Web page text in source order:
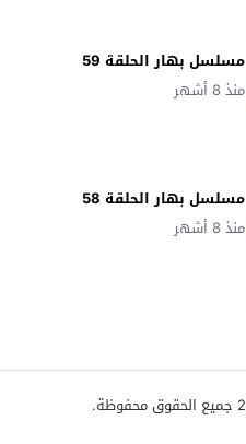
مسلسل بهار الحلقة 59
منذ 8 أشهر
مسلسل بهار الحلقة 58
منذ 8 أشهر